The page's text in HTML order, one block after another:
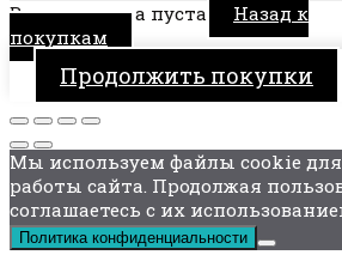
Ваша корзина пуста
Назад к
покупкам
Продолжить покупки
Мы используем файлы cookie
работы сайта. Продолжая
соглашаетесь с их
Политика конфиденциальности